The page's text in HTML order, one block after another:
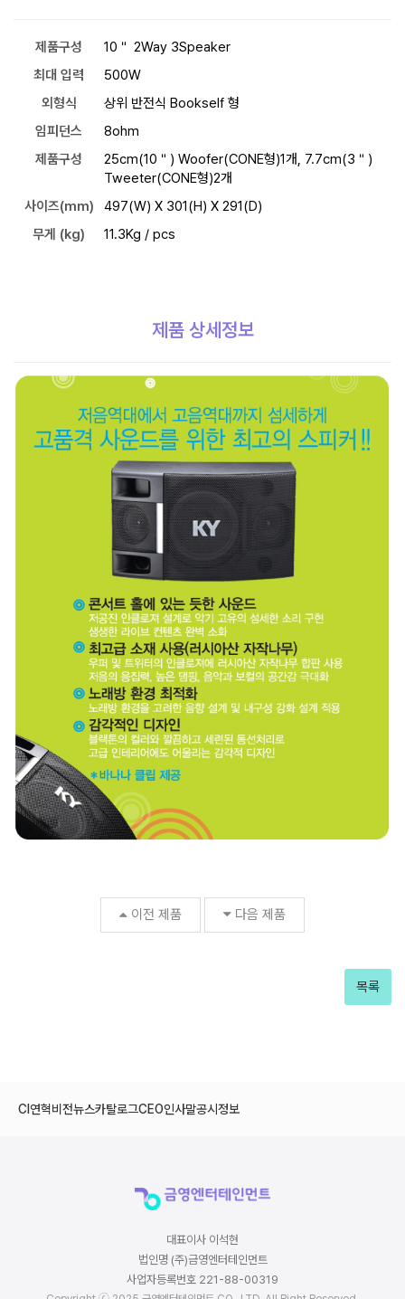
제품구성
10＂ 2Way 3Speaker
최대 입력
500W
외형식
상위 반전식 Bookself 형
임피던스
8ohm
제품구성
25cm(10＂) Woofer(CONE형)1개, 7.7cm(3＂)
Tweeter(CONE형)2개
사이즈(mm)
497(W) X 301(H) X 291(D)
무게 (kg)
11.3Kg / pcs
제품 상세정보
이전 제품 다음 제품
목록
CI 연혁비전뉴스카탈로그CEO인사말공시정보
대표이사 이석현
법인명 (주)금영엔터테인먼트
사업자등록번호 221-88-00319